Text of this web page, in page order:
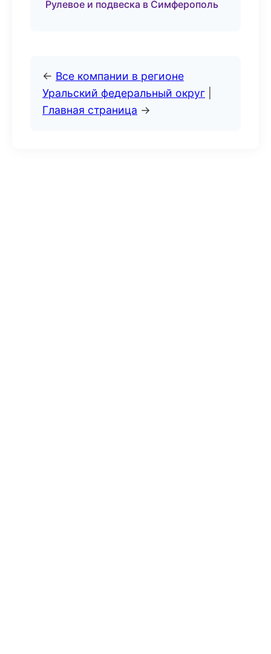
Рулевое и подвеска в Симферополь
← Все компании в регионе
Уральский федеральный округ
Главная страница →